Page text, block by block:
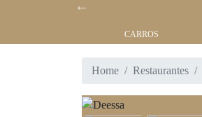
CARROS
Home Restaurantes